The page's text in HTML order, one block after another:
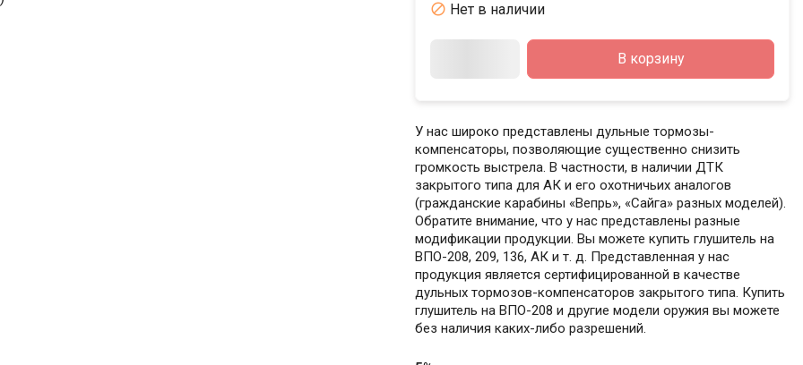
 Нет в наличии
В корзину
У нас широко представлены дульные тормозы-
компенсаторы, позволяющие существенно снизить
громкость выстрела. В частности, в наличии ДТК
закрытого типа для АК и его охотничьих аналогов
(гражданские карабины «Вепрь», «Сайга» разных моделей).
Обратите внимание, что у нас представлены разные
модификации продукции. Вы можете купить глушитель на
ВПО-208, 209, 136, АК и т. д. Представленная у нас
продукция является сертифицированной в качестве
дульных тормозов-компенсаторов закрытого типа. Купить
глушитель на ВПО-208 и другие модели оружия вы можете
без наличия каких-либо разрешений.